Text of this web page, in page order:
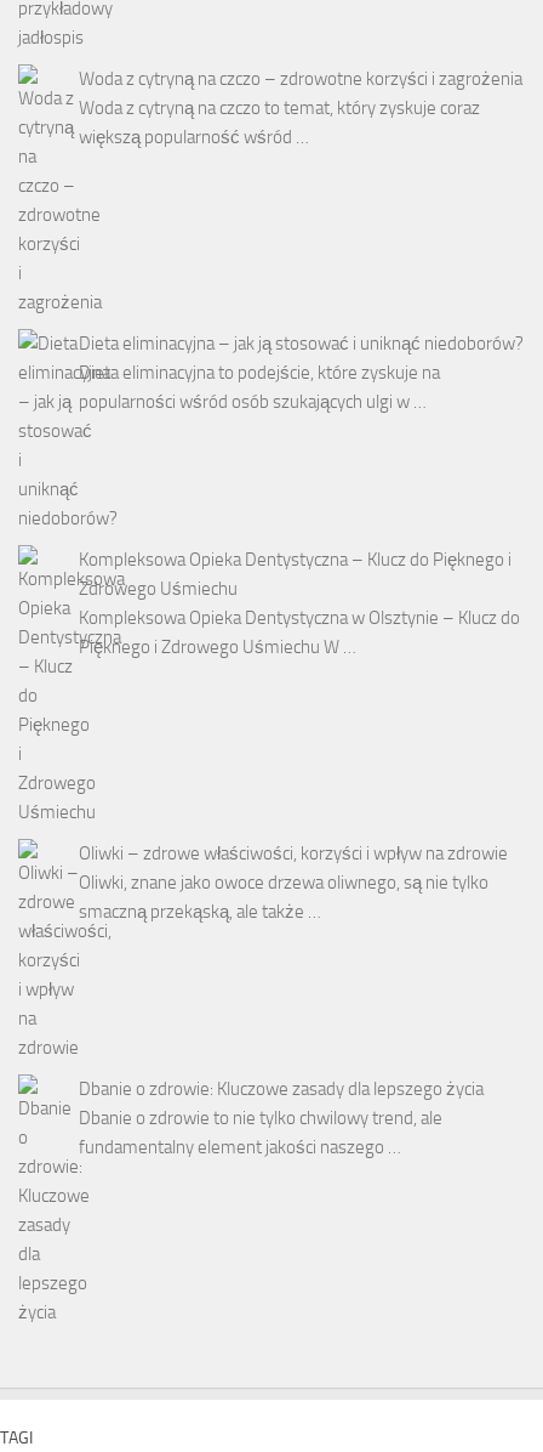
Woda z cytryną na czczo – zdrowotne korzyści i zagrożenia
Woda z cytryną na czczo to temat, który zyskuje coraz
większą popularność wśród …
Dieta eliminacyjna – jak ją stosować i uniknąć niedoborów?
Dieta eliminacyjna to podejście, które zyskuje na
popularności wśród osób szukających ulgi w …
Kompleksowa Opieka Dentystyczna – Klucz do Pięknego i
Zdrowego Uśmiechu
Kompleksowa Opieka Dentystyczna w Olsztynie – Klucz do
Pięknego i Zdrowego Uśmiechu W …
Oliwki – zdrowe właściwości, korzyści i wpływ na zdrowie
Oliwki, znane jako owoce drzewa oliwnego, są nie tylko
smaczną przekąską, ale także …
Dbanie o zdrowie: Kluczowe zasady dla lepszego życia
Dbanie o zdrowie to nie tylko chwilowy trend, ale
fundamentalny element jakości naszego …
TAGI